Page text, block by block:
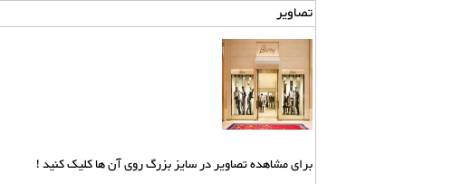
تصاویر
برای مشاهده تصاویر در سایز بزرگ روی آن ها کلیک کنید !